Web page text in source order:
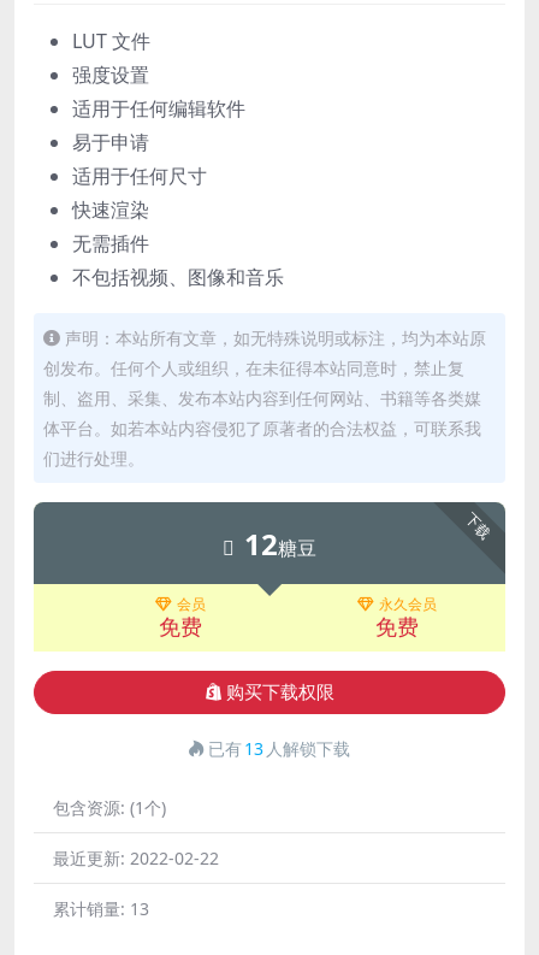
LUT 文件
强度设置
适用于任何编辑软件
易于申请
适用于任何尺寸
快速渲染
无需插件
不包括视频、图像和音乐
声明：本站所有文章，如无特殊说明或标注，均为本站原
创发布。任何个人或组织，在未征得本站同意时，禁止复
制、盗用、采集、发布本站内容到任何网站、书籍等各类媒
体平台。如若本站内容侵犯了原著者的合法权益，可联系我
们进行处理。
下载
12糖豆
会员
免费
永久会员
免费
购买下载权限
已有13 人解锁下载
包含资源: (1个)
最近更新: 2022-02-22
累计销量: 13